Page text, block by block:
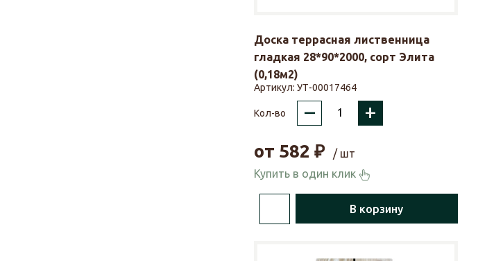
Доска террасная лиственница
гладкая 28*90*2000, сорт Элита
(0,18м2)
Артикул: УТ-00017464
Кол-во – +
от 582 ₽
/ шт
Купить в один клик
В корзину